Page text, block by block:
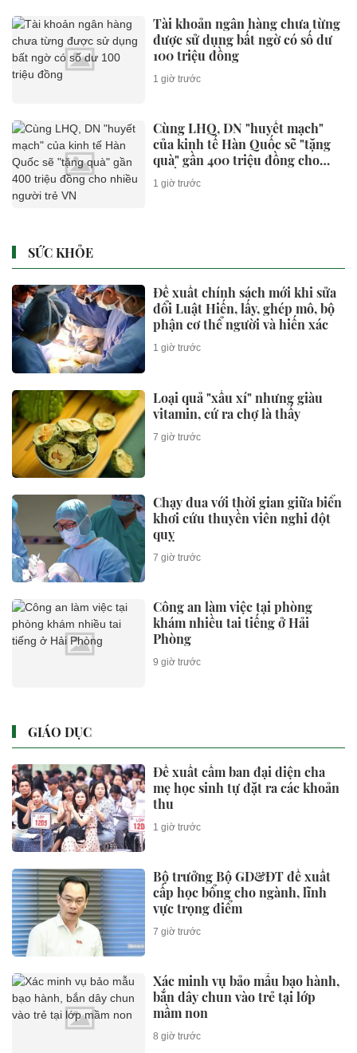
Tài khoản ngân hàng chưa từng
được sử dụng bất ngờ có số dư
100 triệu đồng
1 giờ trước
Cùng LHQ, DN "huyết mạch"
của kinh tế Hàn Quốc sẽ "tặng
quà" gần 400 triệu đồng cho
nhiều người trẻ VN
1 giờ trước
SỨC KHỎE
Đề xuất chính sách mới khi sửa
đổi Luật Hiến, lấy, ghép mô, bộ
phận cơ thể người và hiến xác
1 giờ trước
Loại quả "xấu xí" nhưng giàu
vitamin, cứ ra chợ là thấy
7 giờ trước
Chạy đua với thời gian giữa biển
khơi cứu thuyền viên nghi đột
quỵ
7 giờ trước
Công an làm việc tại phòng
khám nhiều tai tiếng ở Hải
Phòng
9 giờ trước
GIÁO DỤC
Đề xuất cấm ban đại diện cha
mẹ học sinh tự đặt ra các khoản
thu
1 giờ trước
Bộ trưởng Bộ GD&ĐT đề xuất
cấp học bổng cho ngành, lĩnh
vực trọng điểm
7 giờ trước
Xác minh vụ bảo mẫu bạo hành,
bắn dây chun vào trẻ tại lớp
mầm non
8 giờ trước